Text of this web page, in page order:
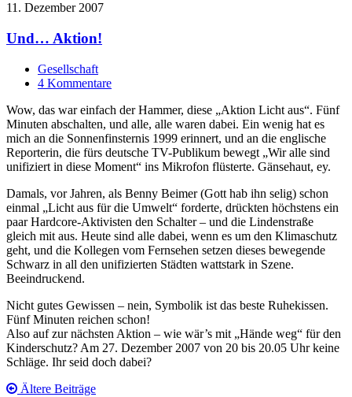
11. Dezember 2007
Und… Aktion!
Gesellschaft
4 Kommentare
Wow, das war einfach der Hammer, diese „Aktion Licht aus“. Fünf
Minuten abschalten, und alle, alle waren dabei. Ein wenig hat es
mich an die Sonnenfinsternis 1999 erinnert, und an die englische
Reporterin, die fürs deutsche TV-Publikum bewegt „Wir alle sind
unifiziert in diese Moment“ ins Mikrofon flüsterte. Gänsehaut, ey.
Damals, vor Jahren, als Benny Beimer (Gott hab ihn selig) schon
einmal „Licht aus für die Umwelt“ forderte, drückten höchstens ein
paar Hardcore-Aktivisten den Schalter – und die Lindenstraße
gleich mit aus. Heute sind alle dabei, wenn es um den Klimaschutz
geht, und die Kollegen vom Fernsehen setzen dieses bewegende
Schwarz in all den unifizierten Städten wattstark in Szene.
Beeindruckend.
Nicht gutes Gewissen – nein, Symbolik ist das beste Ruhekissen.
Fünf Minuten reichen schon!
Also auf zur nächsten Aktion – wie wär’s mit „Hände weg“ für den
Kinderschutz? Am 27. Dezember 2007 von 20 bis 20.05 Uhr keine
Schläge. Ihr seid doch dabei?
Beitrags-
Ältere Beiträge